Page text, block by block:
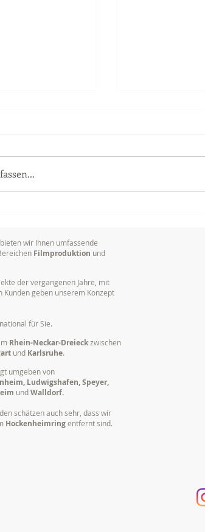
bieten wir Ihnen umfassende
Filmproduktion und
der vergangenen Jahre, mit
Kunden geben unserem Konzept
für Sie.
Rhein-Neckar-Dreieckzwischen
und Karlsruhe.
umgeben von
Ludwigshafen, Speyer,
undWalldorf.
schätzen auch sehr, dass wir
Hockenheimringentfernt sind.